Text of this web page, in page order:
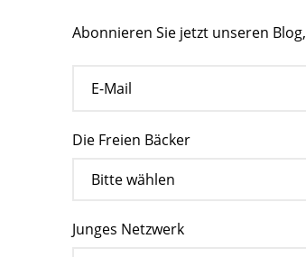
Abonnieren Sie jetzt unseren
Die Freien Bäcker
Junges Netzwerk